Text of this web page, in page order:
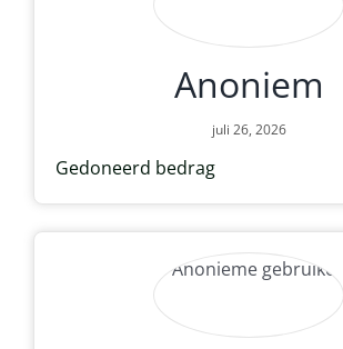
Anoniem
juli 26, 2026
Gedoneerd bedrag